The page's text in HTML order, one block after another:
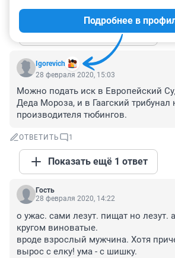
ОТВЕТИТЬ 1
Показать ещё 1 ответ
Igorevich
Подробнее в
28 февраля 2020, 15:03
Можно подать иск в Европейский
Деда Мороза, и в Гаагский трибунал
производителя тюбингов.
ОТВЕТИТЬ 1
Показать ещё 1 ответ
Гость
28 февраля 2020, 14:22
о ужас. сами лезут. пищат но лезут.
кругом виноватые.
вроде взрослый мужчина. Хотя
вырос с елку! ума - с шишку.